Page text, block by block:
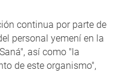
continua por parte de
personal yemení en la
así como "la
de este organismo",